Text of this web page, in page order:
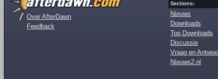
Over AfterDawn
Feedback
Sections:
Nieuws
Downloads
Top Downloads
Discussie
Vraag en
Nieuws2.nl